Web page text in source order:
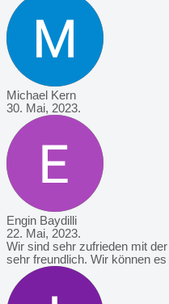
Michael Kern
30. Mai, 2023.
Engin Baydilli
22. Mai, 2023.
Wir sind sehr zufrieden mit
sehr freundlich. Wir können